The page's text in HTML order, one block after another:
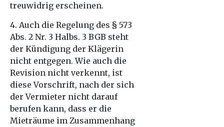
treuwidrig erscheinen.
4. Auch die Regelung des § 573
Abs. 2 Nr. 3 Halbs. 3 BGB steht
der Kündigung der Klägerin
nicht entgegen. Wie auch die
Revision nicht verkennt, ist
diese Vorschrift, nach der sich
der Vermieter nicht darauf
berufen kann, dass er die
Mieträume im Zusammenhang